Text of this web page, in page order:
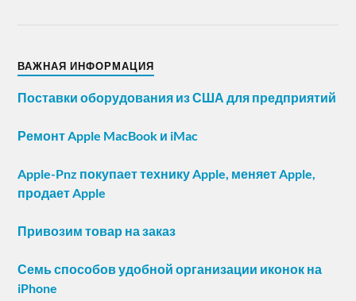
ВАЖНАЯ ИНФОРМАЦИЯ
Поставки оборудования из США для предприятий
Ремонт Apple MacBook и iMac
Apple-Pnz покупает технику Apple, меняет Apple,
продает Apple
Привозим товар на заказ
Семь способов удобной организации иконок на
iPhone